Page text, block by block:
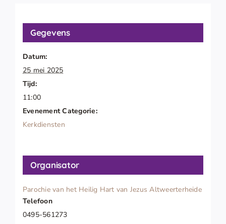
Gegevens
Datum:
25 mei 2025
Tijd:
11:00
Evenement Categorie:
Kerkdiensten
Organisator
Parochie van het Heilig Hart van Jezus Altweerterheide
Telefoon
0495-561273